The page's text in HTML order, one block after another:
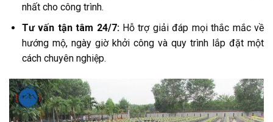
nhất cho công trình.
Tư vấn tận tâm 24/7:Hỗ trợ giải đáp mọi thắc mắc về
hướng mộ, ngày giờ khởi công và quy trình lắp đặt một
cách chuyên nghiệp.